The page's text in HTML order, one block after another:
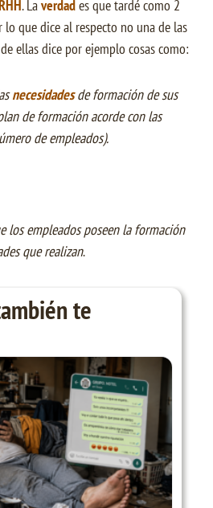
. Laverdades que tardé como 2
lo que dice al respecto no una de las
ellas dice por ejemplo cosas como:
necesidadesde formación de sus
de formación acorde con las
de empleados).
los empleados poseen la formación
que realizan.
te